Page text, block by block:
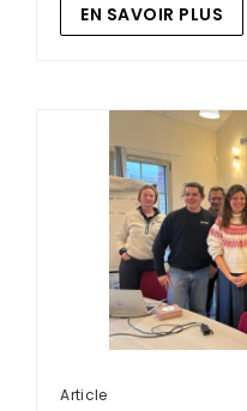
EN SAVOIR PLUS
Article